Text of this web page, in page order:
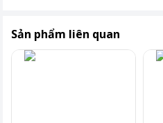
Sản phẩm liên quan